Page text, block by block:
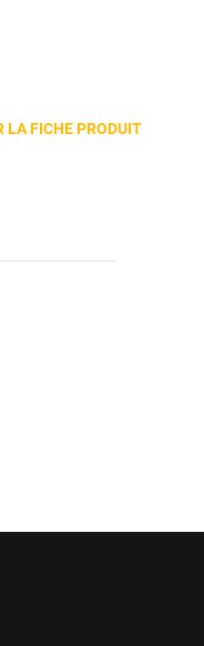
LA FICHE PRODUIT